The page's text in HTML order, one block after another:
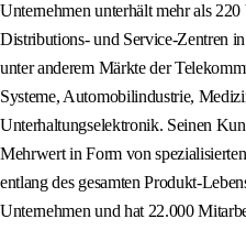
Unternehmen unterhält mehr als
Distributions- und Service-Zentren
unter anderem Märkte der
Systeme, Automobilindustrie,
Unterhaltungselektronik. Seinen
Mehrwert in Form von
entlang des gesamten Produkt-
Unternehmen und hat 22.000